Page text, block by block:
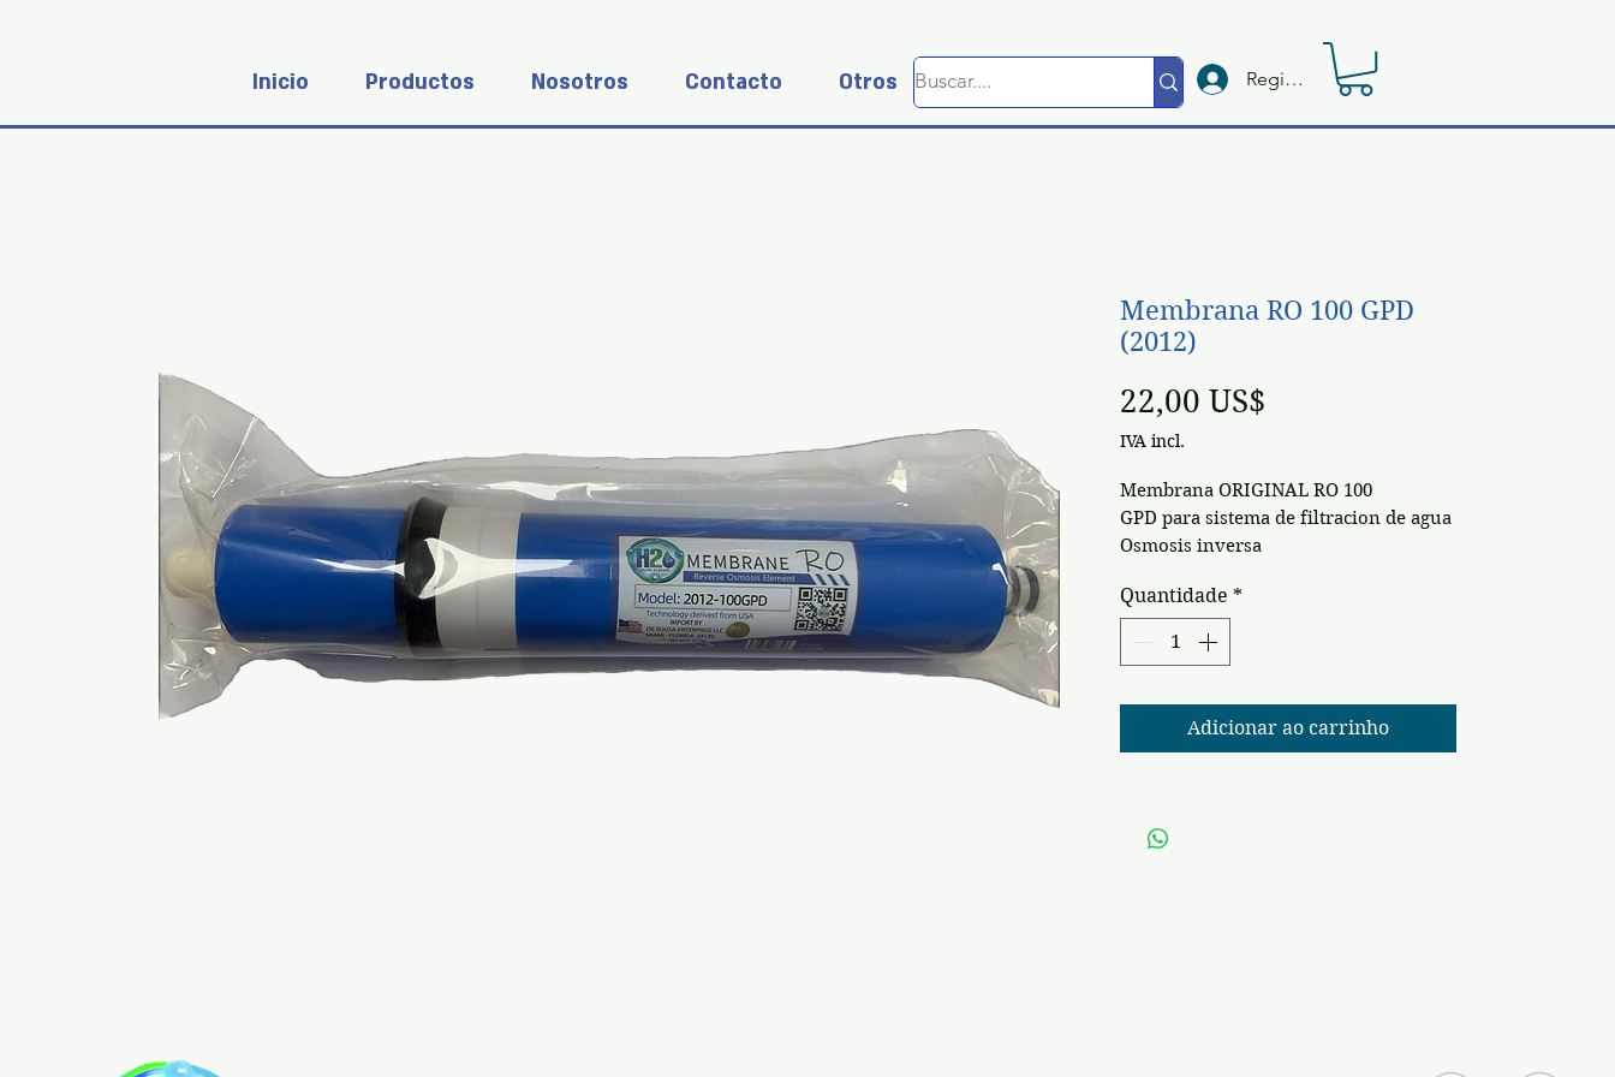
Inicio Productos Nosotros Contacto Otros Registrate
Membrana RO 100 GPD
(2012)
22,00 US$
IVA incl.
Membrana ORIGINAL RO 100
GPD para sistema de filtracion de agua
Osmosis inversa
Quantidade *
Adicionar ao carrinho